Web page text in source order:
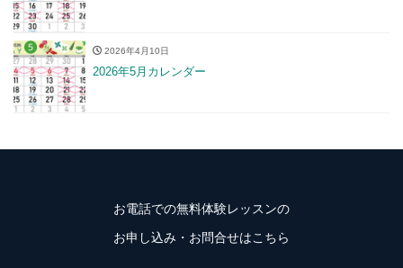
2026年4月10日
2026年5月カレンダー
お電話での無料体験レッスンの
お申し込み・お問合せはこちら